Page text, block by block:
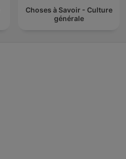
Choses à Savoir - Culture
générale